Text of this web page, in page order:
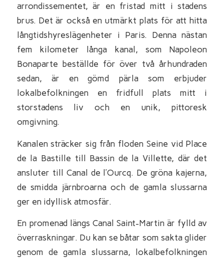
arrondissementet, är en fristad mitt i stadens
brus. Det är också en utmärkt plats för att hitta
långtidshyreslägenheter i Paris. Denna nästan
fem kilometer långa kanal, som Napoleon
Bonaparte beställde för över två århundraden
sedan, är en gömd pärla som erbjuder
lokalbefolkningen en fridfull plats mitt i
storstadens liv och en unik, pittoresk
omgivning.
Kanalen sträcker sig från floden Seine vid Place
de la Bastille till Bassin de la Villette, där det
ansluter till Canal de l’Ourcq. De gröna kajerna,
de smidda järnbroarna och de gamla slussarna
ger en idyllisk atmosfär.
En promenad längs Canal Saint-Martin är fylld av
överraskningar. Du kan se båtar som sakta glider
genom de gamla slussarna, lokalbefolkningen